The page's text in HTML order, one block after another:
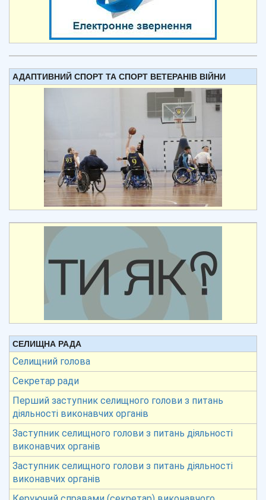
АДАПТИВНИЙ СПОРТ ТА СПОРТ ВЕТЕРАНІВ ВІЙНИ
СЕЛИЩНА РАДА
Селищний голова
Секретар ради
Перший заступник селищного голови з питань
діяльності виконавчих органів
Заступник селищного голови з питань діяльності
виконавчих органів
Заступник селищного голови з питань діяльності
виконавчих органів